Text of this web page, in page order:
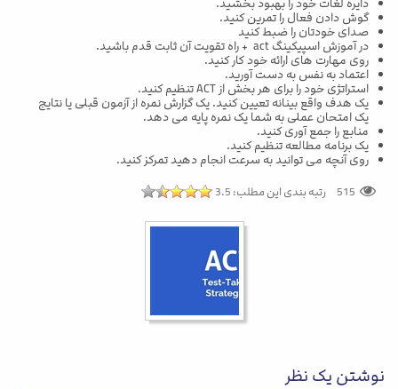
دایره لغات خود را بهبود بخشید.
گوش دادن فعال را تمرین کنید.
صدای خودتان را ضبط کنید
در آموزش اسپیکینگ act + راه تقویت آن ثابت قدم باشید.
روی مهارت های ارائه خود کار کنید.
اعتماد به نفس به دست آورید.
استراتژی خود را برای هر بخش از ACT تنظیم کنید.
یک هدف واقع بینانه تعیین کنید. یک گزارش نمره از آزمون قبلی یا نتایج
یک امتحان عملی به شما یک نمره پایه می دهد.
منابع را جمع آوری کنید.
یک برنامه مطالعه تنظیم کنید.
روی آنچه می توانید به سرعت انجام دهید تمرکز کنید.
515 رتبه بندی این مطلب: 3.5
نوشتن یک نظر